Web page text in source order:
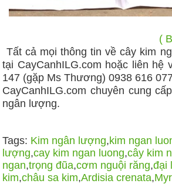
(
Tất cả mọi thông tin về cây kim
tại CayCanhILG.com hoặc liên hệ
147 (gặp Ms Thương) 0938 616
CayCanhILG.com chuyên cung
ngân lượng.
Tags: Kim ngân lượng,kim ngan
lượng,cay kim ngan luong,cây kim
ngan,trọng đũa,cơm nguội răng,đại
kim,châu sa kim,Ardisia crenata,